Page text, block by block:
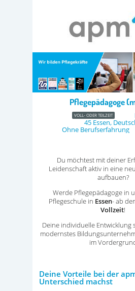
Pflegepädagoge
VOLL- ODER TEILZEIT
45 Essen,
Ohne Berufserfahrung
Du möchtest mit deiner
Leidenschaft aktiv in eine
aufbauen?
WerdePflegepädagoge in
Pflegeschule in Essen- ab
Vollzeit!
Deine individuelle Entwicklung
modernstes
im
Deine Vorteile bei der
Unterschied machst